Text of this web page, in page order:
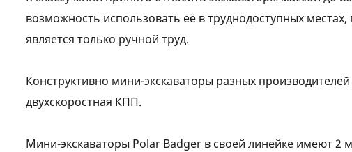
возможность использовать её в труднодоступных
является только ручной труд.
Конструктивно мини-экскаваторы разных
двухскоростная КПП.
Мини-экскаваторы Polar Badger в своей линейке имеют 2